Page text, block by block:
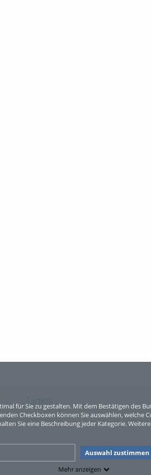
für Sie zu gestalten. Mit dem Bestätigen des
Checkboxen können Sie auswählen, welche
Sie eine Beschreibung jeder Kategorie.
Auswahl zustimmen
Mehr anzeigen
Links
Sitemap